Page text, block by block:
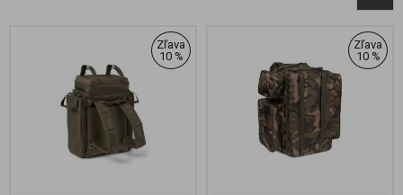
Zľava
10 %
Zľava
10 %